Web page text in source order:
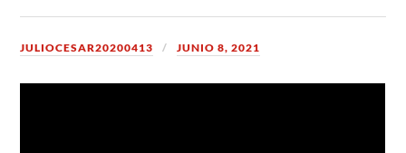
JULIOCESAR20200413 JUNIO 8, 2021